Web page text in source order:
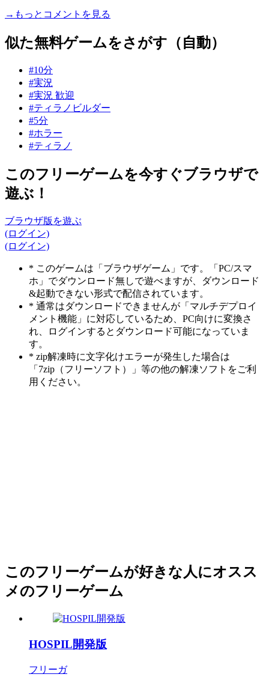
→もっとコメントを見る
似た無料ゲームをさがす（自動）
#10分
#実況
#実況 歓迎
#ティラノビルダー
#5分
#ホラー
#ティラノ
このフリーゲームを今すぐブラウザで
遊ぶ！
ブラウザ版を遊ぶ
(ログイン)
(ログイン)
* このゲームは「ブラウザゲーム」です。「PC/スマ
ホ」でダウンロード無しで遊べますが、ダウンロード
&起動できない形式で配信されています。
* 通常はダウンロードできませんが「マルチデプロイ
メント機能」に対応しているため、PC向けに変換さ
れ、ログインするとダウンロード可能になっていま
す。
* zip解凍時に文字化けエラーが発生した場合は
「7zip（フリーソフト）」等の他の解凍ソフトをご利
用ください。
このフリーゲームが好きな人にオスス
メのフリーゲーム
HOSPIL開発版
フリーガ